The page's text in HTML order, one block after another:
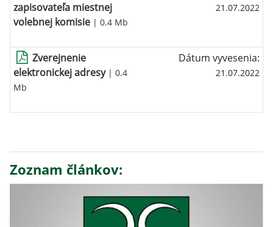
zapisovateľa miestnej
volebnej komisie | 0.4 Mb
21.07.2022
Zverejnenie
elektronickej adresy| 0.4
Mb
Dátum vyvesenia:
21.07.2022
Zoznam článkov: